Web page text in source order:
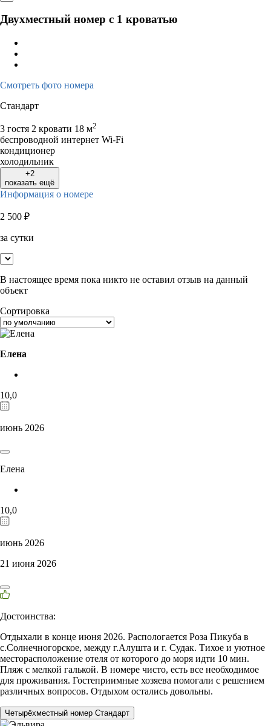
Двухместный номер с 1 кроватью
Смотреть фото номера
Стандарт
3 гостя 2 кровати 18 м2
беспроводной интернет Wi-Fi
кондиционер
холодильник
+2
показать ещё
Информация о номере
2 500 ₽
за сутки
В настоящее время пока никто не оставил отзыв на данный
объект
Сортировка
Елена
10,0
июнь 2026
Елена
10,0
июнь 2026
21 июня 2026
Достоинства:
Отдыхали в конце июня 2026. Распологается Роза Пикуба в
с.Солнечногорское, между г.Алушта и г. Судак. Тихое и уютное
месторасположение отеля от которого до моря идти 10 мин.
Пляж с мелкой галькой. В номере чисто, есть все необходимое
для проживания. Гостеприимные хозяева помогали с решением
различных вопросов. Отдыхом остались довольны.
Четырёхместный номер Стандарт